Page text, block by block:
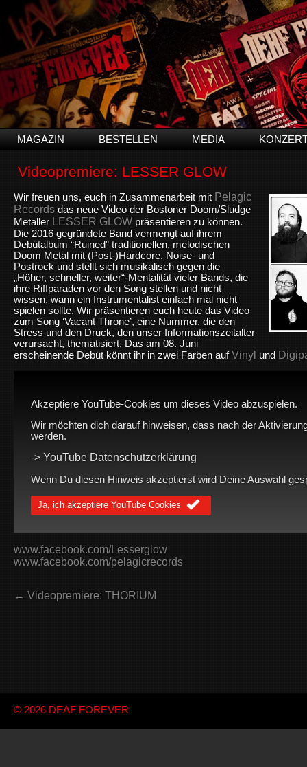
MAGAZIN BESTELLEN MEDIA
Videopremiere: LESSER GLOW
Wir freuen uns, euch in Zusammenarbeit mit Pelagic
Records das neue Video der Bostoner Doom/Sludge
Metaller LESSER GLOW präsentieren zu können.
Die 2016 gegründete Band vermengt auf ihrem
Debütalbum “Ruined” traditionellen, melodischen
Doom Metal mit (Post-)Hardcore, Noise- und
Postrock und stellt sich musikalisch gegen die
„Höher, schneller, weiter“-Mentalität vieler Bands, die
ihre Riffparaden vor den Song stellen und nicht
wissen, wann ein Instrumentalist einfach mal nicht
spielen sollte. Wir präsentieren euch heute das Video
zum Song ‘Vacant Throne’, eine Nummer, die den
Stress und den Druck, den unser Informationszeitalter
verursacht, thematisiert. Das am 08. Juni
erscheinende Debüt könnt ihr in zwei Farben aufVinyl und
Akzeptiere YouTube-Cookies um dieses Video abzuspielen.
Wir möchten dich darauf hinweisen, dass nach der
werden.
-> YouTube Datenschutzerklärung
Wenn Du diesen Hinweis akzeptierst wird Deine Auswahl
Ja, ich akzeptiere YouTube Cookies
www.facebook.com/Lesserglow
www.facebook.com/pelagicrecords
← Videopremiere: THORIUM
© 2026 DEAF FOREVER